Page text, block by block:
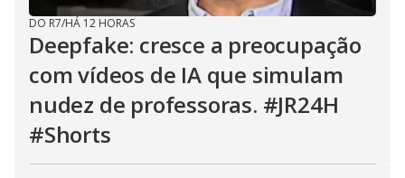
DO R7/HÁ 12 HORAS
Deepfake: cresce a preocupação
com vídeos de IA que simulam
nudez de professoras. #JR24H
#Shorts